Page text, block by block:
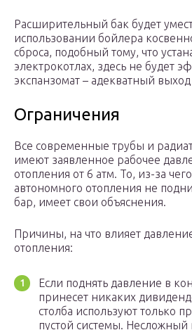
Расширительный бак будет
использовании бойлера
сброса, подобный тому, что
электрокотлах, здесь не будет
экспанзомат – адекватный
Ограничения
Все современные трубы и
имеют заявленное рабочее
отопления от 6 атм. То, из-за
автономного отопления не
бар, имеет свои объяснения.
Причины, на что влияет
отопления:
Если поднять давление в
принесет никаких
столба используют только
пустой системы. Несложный